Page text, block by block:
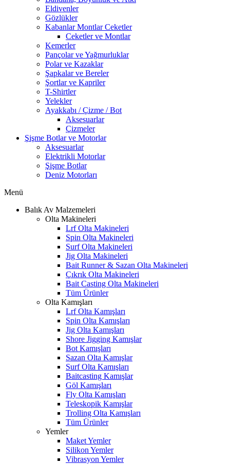
Eldivenler
Gözlükler
Kabanlar Montlar Ceketler
Ceketler ve Montlar
Kemerler
Pançolar ve Yağmurluklar
Polar ve Kazaklar
Şapkalar ve Bereler
Şortlar ve Kapriler
T-Shirtler
Yelekler
Ayakkabı / Çizme / Bot
Aksesuarlar
Çizmeler
Şişme Botlar ve Motorlar
Aksesuarlar
Elektrikli Motorlar
Şişme Botlar
Deniz Motorları
Menü
Balık Av Malzemeleri
Olta Makineleri
Lrf Olta Makineleri
Spin Olta Makineleri
Surf Olta Makineleri
Jig Olta Makineleri
Bait Runner & Sazan Olta Makineleri
Çıkrık Olta Makineleri
Bait Casting Olta Makineleri
Tüm Ürünler
Olta Kamışları
Lrf Olta Kamışları
Spin Olta Kamışları
Jig Olta Kamışları
Shore Jigging Kamışlar
Bot Kamışları
Sazan Olta Kamışlar
Surf Olta Kamışları
Baitcasting Kamışlar
Göl Kamışları
Fly Olta Kamışları
Teleskopik Kamışlar
Trolling Olta Kamışları
Tüm Ürünler
Yemler
Maket Yemler
Silikon Yemler
Vibrasyon Yemler